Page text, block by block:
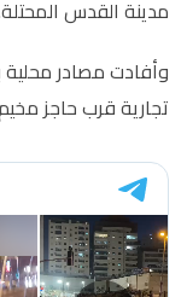
مدينة القدس
وأفادت مصادر
تجارية قرب حاجز